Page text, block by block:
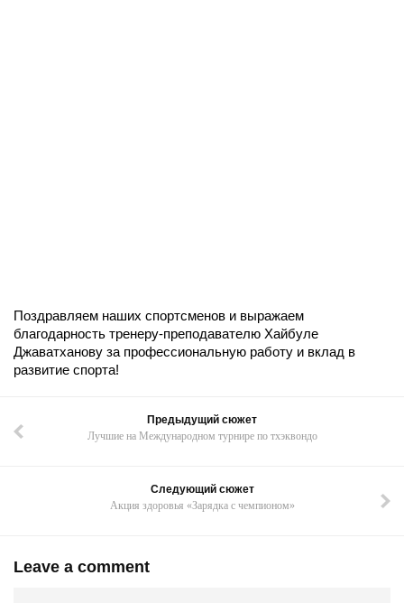
Поздравляем наших спортсменов и выражаем
благодарность тренеру-преподавателю Хайбуле
Джаватханову за профессиональную работу и вклад в
развитие спорта!
Предыдущий сюжет
Лучшие на Международном турнире по тхэквондо
Следующий сюжет
Акция здоровья «Зарядка с чемпионом»
Leave a comment